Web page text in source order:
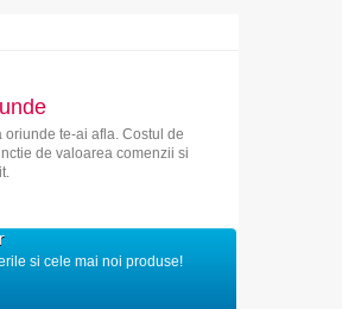
oriunde te-ai afla. Costul de
de valoarea comenzii si
si cele mai noi produse!